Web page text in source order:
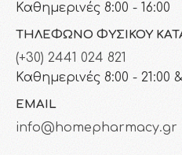
Καθημερινές 8:00 - 16:00
ΤΗΛΈΦΩΝΟ ΦΥΣΙΚΟΎ
(+30) 2441 024 821
Καθημερινές 8:00 - 21:00
EMAIL
info@homepharmacy.gr